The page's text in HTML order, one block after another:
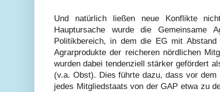
Und natürlich ließen neue Konflikte
Hauptursache wurde die Gemeinsame
Politikbereich, in dem die EG mit
Agrarprodukte der reicheren nördlichen
wurden dabei tendenziell stärker gefördert
(v.a. Obst). Dies führte dazu, dass vor
jedes Mitgliedstaats von der GAP etwa zu